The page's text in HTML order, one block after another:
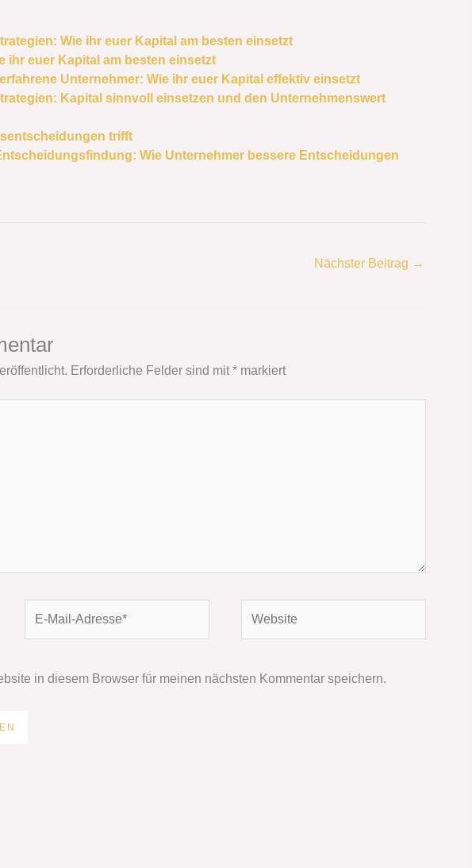
Wie ihr euer Kapital am besten einsetzt
ihr euer Kapital am besten einsetzt
Unternehmer: Wie ihr euer Kapital effektiv einsetzt
Kapital sinnvoll einsetzen und den Unternehmenswert
trifft
Wie Unternehmer bessere Entscheidungen
Nächster Beitrag →
Erforderliche Felder sind mit * markiert
Mail-
in diesem Browser für meinen nächsten Kommentar speichern.